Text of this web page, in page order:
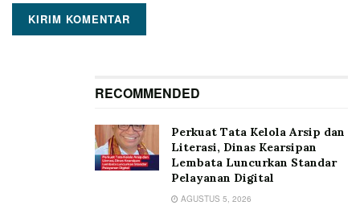
RECOMMENDED
Perkuat Tata Kelola Arsip dan
Literasi, Dinas Kearsipan
Lembata Luncurkan Standar
Pelayanan Digital
AGUSTUS 5, 2026